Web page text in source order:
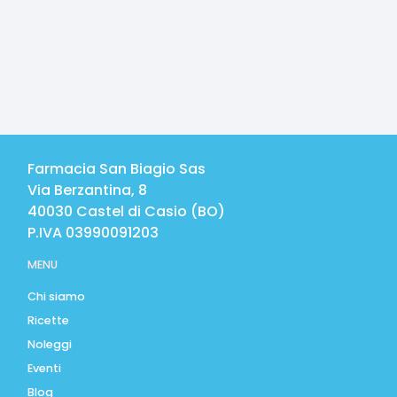
Farmacia San Biagio Sas
Via Berzantina, 8
40030 Castel di Casio (BO)
P.IVA 03990091203
MENU
Chi siamo
Ricette
Noleggi
Eventi
Blog